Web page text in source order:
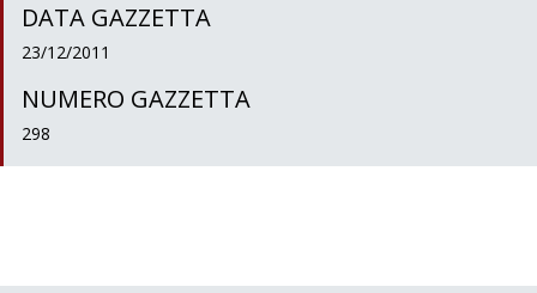
DATA GAZZETTA
23/12/2011
NUMERO GAZZETTA
298